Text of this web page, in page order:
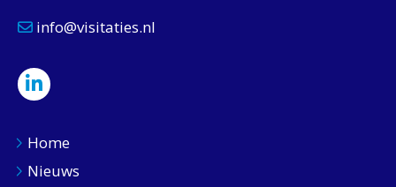
info@visitaties.nl
Home
Nieuws